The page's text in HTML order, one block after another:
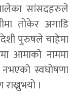
सांसदहरुले
तोकेर अगाडि
पुरुषले चाहेमा
आमाको नाममा
स्वघोषणा
।